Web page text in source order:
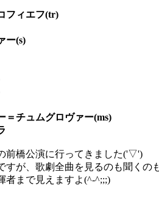
フィエフ(tr)
ー(s)
＝チュムグロヴァー(ms)
前橋公演に行ってきました('▽')
が、歌劇全曲を見るのも聞くの
者まで見えますよ(^-^;;;)